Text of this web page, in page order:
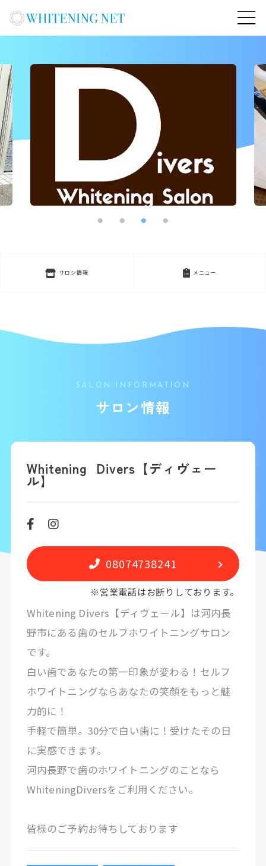
サロン情報 メニュー
SALON INFORMATION
サロン情報
Whitening Divers【ディヴェー
ル】
08074738241
※営業電話はお断りしております。
Whitening Divers【ディヴェール】は河内長
野市にある歯のセルフホワイトニングサロン
です。
白い歯であなたの第一印象が変わる！セルフ
ホワイトニングならあなたの笑顔をもっと魅
力的に！
手軽で簡単。30分で白い歯に！受けたその日
に実感できます。
河内長野で歯のホワイトニングのことなら
WhiteningDiversをご利用ください。
皆様のご予約お待ちしております